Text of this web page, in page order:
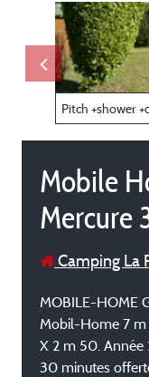
Pitch +shower
Mobile
Mercure
Camping La
MOBILE-HOME
Mobil-Home 7 m
X 2 m 50. Année
30 minutes